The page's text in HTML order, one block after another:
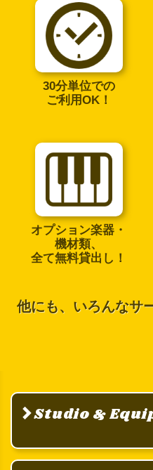
30分単位での
ご利用OK！
オプション楽器・
機材類、
全て無料貸出し！
他にも、いろんなサ
Studio &